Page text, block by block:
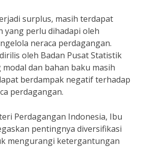
surplus, masih terdapat
yang perlu dihadapi oleh
neraca perdagangan.
oleh Badan Pusat Statistik
dan bahan baku masih
berdampak negatif terhadap
perdagangan.
Perdagangan Indonesia, Ibu
pentingnya diversifikasi
mengurangi ketergantungan